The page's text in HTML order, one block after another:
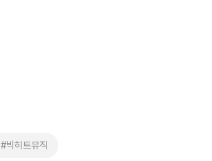
#빅히트뮤직